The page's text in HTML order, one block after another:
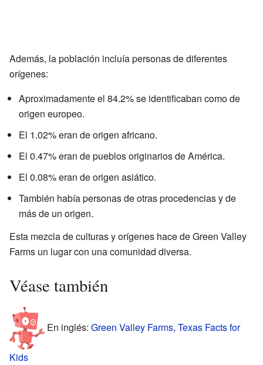
Además, la población incluía personas de diferentes
orígenes:
Aproximadamente el 84.2% se identificaban como de
origen europeo.
El 1.02% eran de origen africano.
El 0.47% eran de pueblos originarios de América.
El 0.08% eran de origen asiático.
También había personas de otras procedencias y de
más de un origen.
Esta mezcla de culturas y orígenes hace de Green Valley
Farms un lugar con una comunidad diversa.
Véase también
En inglés: Green Valley Farms, Texas Facts for
Kids